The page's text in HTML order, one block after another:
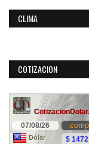
CLIMA
COTIZACION